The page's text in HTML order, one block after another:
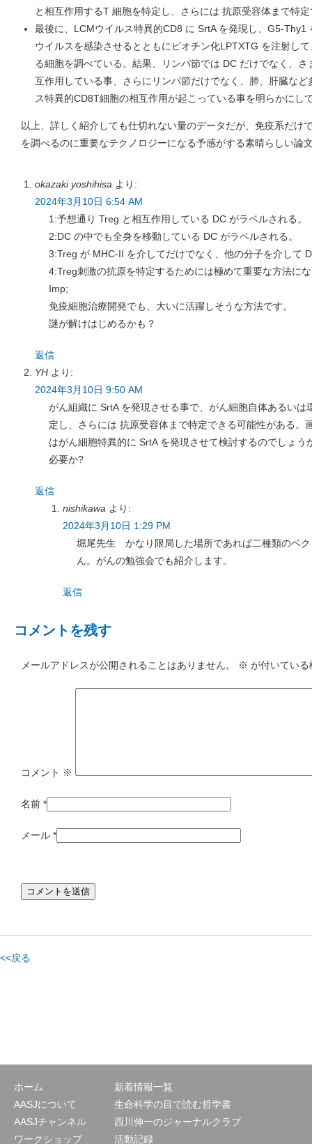
と相互作用するT 細胞を特定し、さらには 抗原受容体まで特
最後に、LCMウイルス特異的CD8 に SrtA を発現し、G5-
ウイルスを感染させるとともにビオチン化LPTXTG を注射し
る細胞を調べている。結果、リンパ節では DC だけでなく、
互作用している事、さらにリンパ節だけでなく、肺、肝臓な
ス特異的CD8T細胞の相互作用が起こっている事を明らかにし
以上、詳しく紹介しても仕切れない量のデータだが、免疫系だけ
を調べるのに重要なテクノロジーになる予感がする素晴らしい論
okazaki yoshihisa より:
2024年3月10日 6:54 AM
1:予想通り Treg と相互作用している DC がラベルされる。
2:DC の中でも全身を移動している DC がラベルされる。
3:Treg が MHC-II を介してだけでなく、他の分子を介して
4:Treg刺激の抗原を特定するためには極めて重要な方法に
Imp;
免疫細胞治療開発でも、大いに活躍しそうな方法です。
謎が解けはじめるかも？
返信
YH より:
2024年3月10日 9:50 AM
がん組織に SrtA を発現させる事で、がん細胞自体あるい
定し、さらには 抗原受容体まで特定できる可能性がある。
はがん細胞特異的に SrtA を発現させて検討するのでしょ
必要か?
返信
nishikawa より:
2024年3月10日 1:29 PM
堀尾先生 かなり限局した場所であれば二種類のベ
ん。がんの勉強会でも紹介します。
返信
コメントを残す
メールアドレスが公開されることはありません。 ※ が付いてい
コメント ※
名前 *
メール *
<<戻る
ホーム
AASJについて
AASJチャンネル
ワークショップ
新着情報一覧
生命科学の目で読む哲学書
西川伸一のジャーナルクラブ
活動記録